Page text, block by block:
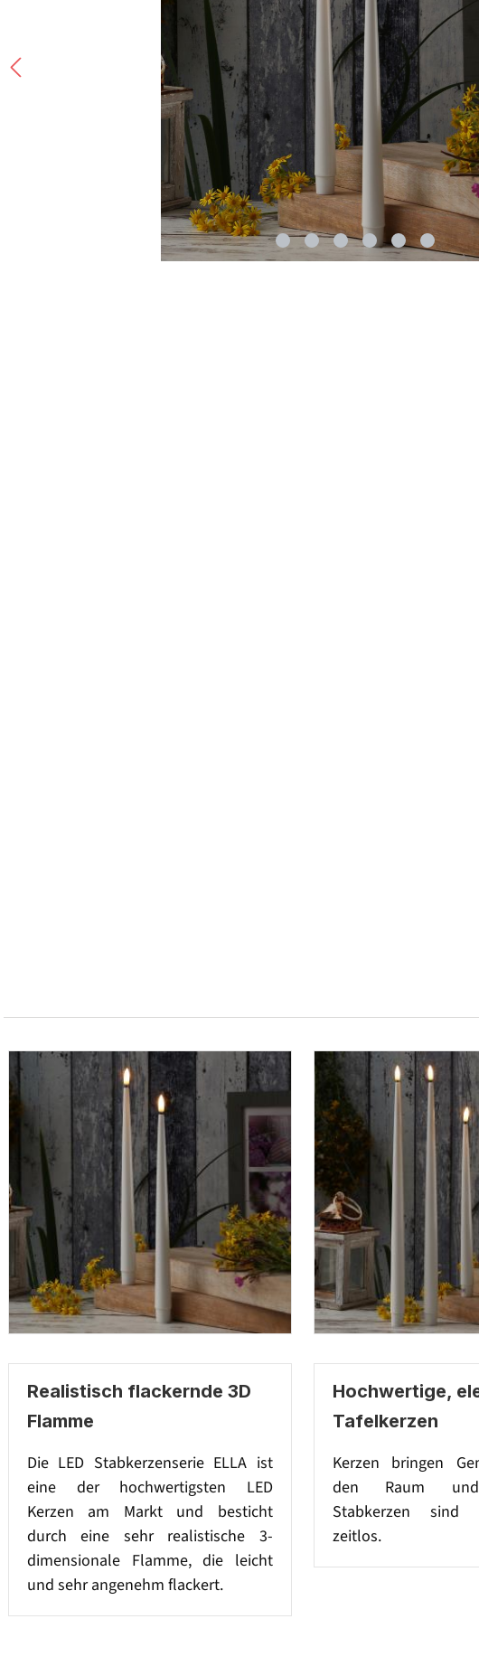
Realistisch flackernde 3D
Flamme
Die LED Stabkerzenserie ELLA ist
eine der hochwertigsten LED
Kerzen am Markt und besticht
durch eine sehr realistische 3-
dimensionale Flamme, die leicht
und sehr angenehm flackert.
Hochwertige,
Tafelkerzen
Kerzen bringen
den Raum und
Stabkerzen sind
zeitlos.